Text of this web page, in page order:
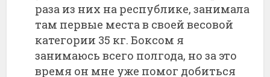
раза из них на республике, занимала
там первые места в своей весовой
категории 35 кг. Боксом я
занимаюсь всего полгода, но за это
время он мне уже помог добиться